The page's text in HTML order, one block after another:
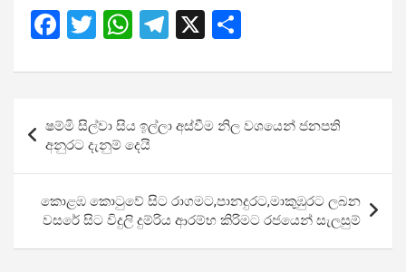
F
ce
b
o
o
k
T
tt
er
W
at
A
p
p
T
e
gr
a
m
X
ar
e
navigation
ෂම්මි සිල්වා සිය ඉල්ලා අස්වීම නිල වශයෙන් ජනපති
අනුරට දැනුම් දෙයි
කොළඹ කොටුවේ සිට රාගමට,පානදුරට,මාකුඹුරට ලබන
වසරේ සිට විදුලි දුම්රිය ආරම්භ කිරිමට රජයෙන් සැලසුම්